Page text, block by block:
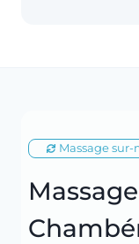
Massage sur-